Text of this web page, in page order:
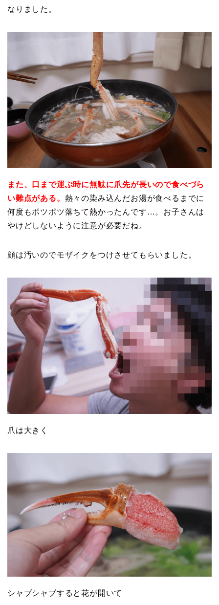
なりました。
また、口まで運ぶ時に無駄に爪先が長いので食べづら
い難点がある。 熱々の染み込んだお湯が食べるまでに
何度もポツポツ落ちて熱かったんです…。お子さんは
やけどしないように注意が必要だね。
顔は汚いのでモザイクをつけさせてもらいました。
爪は大きく
シャブシャブすると花が開いて